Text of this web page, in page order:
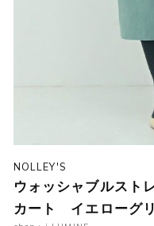
NOLLEY'S
ウォッシャブルスト
カート イエローグ